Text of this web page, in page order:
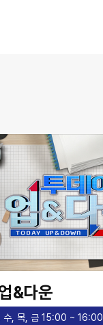
&다운
수, 목, 금 15:00 ~ 16:00